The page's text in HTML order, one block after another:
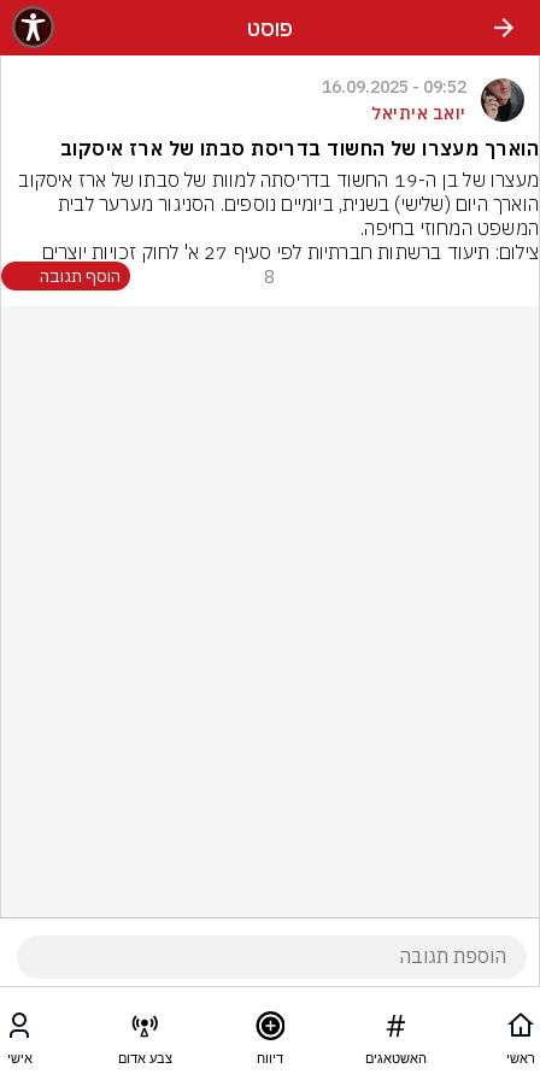
פוסט
09:52 - 16.09.2025
יואב איתיאל
הוארך מעצרו של החשוד בדריסת סבתו של ארז איסקוב
מעצרו של בן ה-19 החשוד בדריסתה למוות של סבתו של ארז איסקוב
המשפט המחוזי בחיפה.
צילום: תיעוד ברשתות חברתיות לפי סעיף 27 א' לחוק זכויות יוצרים
8 הוסף תגובה
ראשי האשטאגים דיווח צבע אדום אישי